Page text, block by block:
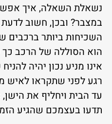
נשאלת השאלה, איך
במצבר? ובכן, חשוב
השכיחות ביותר ברכבים
הוא הסוללה של הרכב כך
אינו מניע נכון יהיה
רגע לפני שתקראו לאיש
עד הבית ויחליף את
תדעו בעצמכם שהגיע